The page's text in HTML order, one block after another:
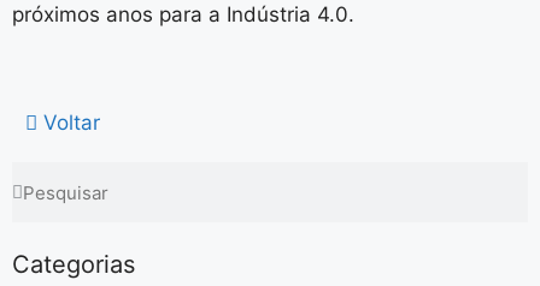
próximos anos para a Indústria 4.0.
Voltar
Categorias